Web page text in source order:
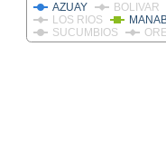
AZUAY BOLIVAR
LOS RIOS
SUCUMBIOS